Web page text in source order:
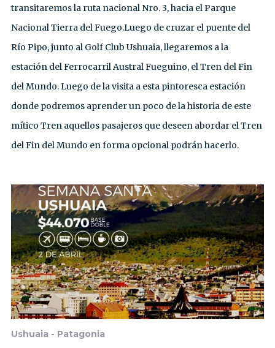
transitaremos la ruta nacional Nro. 3, hacia el Parque
Nacional Tierra del Fuego.Luego de cruzar el puente del
Río Pipo, junto al Golf Club Ushuaia, llegaremos a la
estación del Ferrocarril Austral Fueguino, el Tren del Fin
del Mundo. Luego de la visita a esta pintoresca estación
donde podremos aprender un poco de la historia de este
mítico Tren aquellos pasajeros que deseen abordar el Tren
del Fin del Mundo en forma opcional podrán hacerlo.
Ushuaia - Patagonia